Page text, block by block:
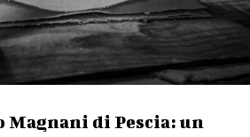
Magnani di Pescia: un